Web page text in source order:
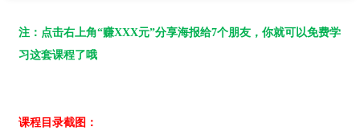
注：点击右上角“赚XXX元”分享海报给7个朋友，你就可以免费学
习这套课程了哦
课程目录截图：